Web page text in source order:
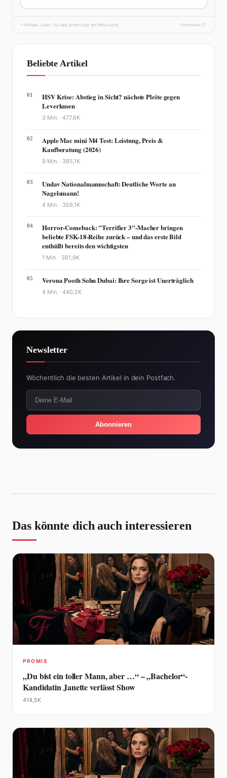
* Affiliate-Links – für dich ändert sich am Preis nichts. fhmonline-21
Beliebte Artikel
01
HSV Krise: Abstieg in Sicht? nächste Pleite gegen
Leverkusen
3 Min. ·477,6K
02
Apple Mac mini M4 Test: Leistung, Preis &
Kaufberatung (2026)
9 Min. · 385,1K
03
Undav Nationalmannschaft: Deutliche Worte an
Nagelsmann!
4 Min. · 359,1K
04
Horror-Comeback: "Terrifier 3"-Macher bringen
beliebte FSK-18-Reihe zurück – und das erste Bild
enthüllt bereits den wichtigsten
1 Min. · 381,9K
05 Verona Pooth Sohn Dubai: Ihre Sorge ist Unerträglich
4 Min. ·440,2K
Newsletter
Wöchentlich die besten Artikel in dein Postfach.
Abonnieren
Das könnte dich auch interessieren
PROMIS
„Du bist ein toller Mann, aber …“ – „Bachelor“-
Kandidatin Janette verlässt Show
414,5K